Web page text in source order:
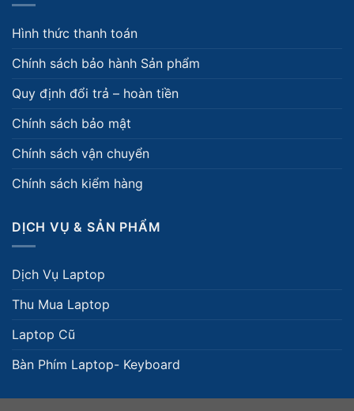
Hình thức thanh toán
Chính sách bảo hành Sản phẩm
Quy định đổi trả – hoàn tiền
Chính sách bảo mật
Chính sách vận chuyển
Chính sách kiểm hàng
DỊCH VỤ & SẢN PHẨM
Dịch Vụ Laptop
Thu Mua Laptop
Laptop Cũ
Bàn Phím Laptop- Keyboard